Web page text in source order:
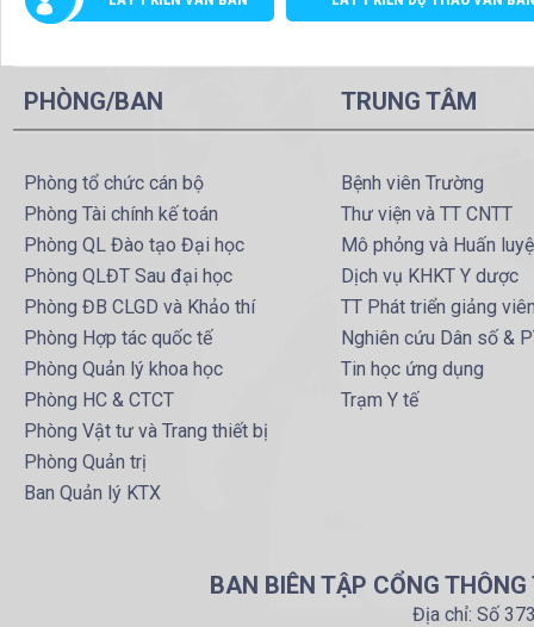
PHÒNG/BAN
Phòng tổ chức cán bộ
Phòng Tài chính kế toán
Phòng QL Đào tạo Đại học
Phòng QLĐT Sau đại học
Phòng ĐB CLGD và Khảo thí
Phòng Hợp tác quốc tế
Phòng Quản lý khoa học
Phòng HC & CTCT
Phòng Vật tư và Trang thiết bị
Phòng Quản trị
Ban Quản lý KTX
TRUNG TÂM
Bệnh viên Trường
Thư viện và TT CNTT
Mô phỏng và Huấn
Dịch vụ KHKT Y dược
TT Phát triển giảng
Nghiên cứu Dân số &
Tin học ứng dụng
Trạm Y tế
BAN BIÊN TẬP CỔNG
Địa chỉ: Số